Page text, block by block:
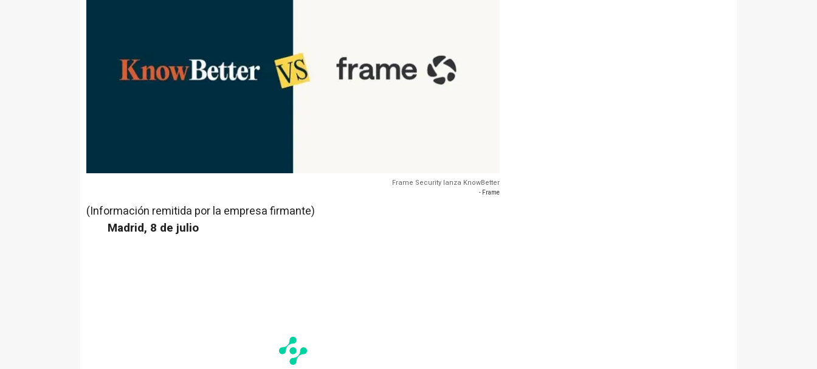
Frame Security lanza KnowBetter
- Frame
(Información remitida por la empresa firmante)
Madrid, 8 de julio